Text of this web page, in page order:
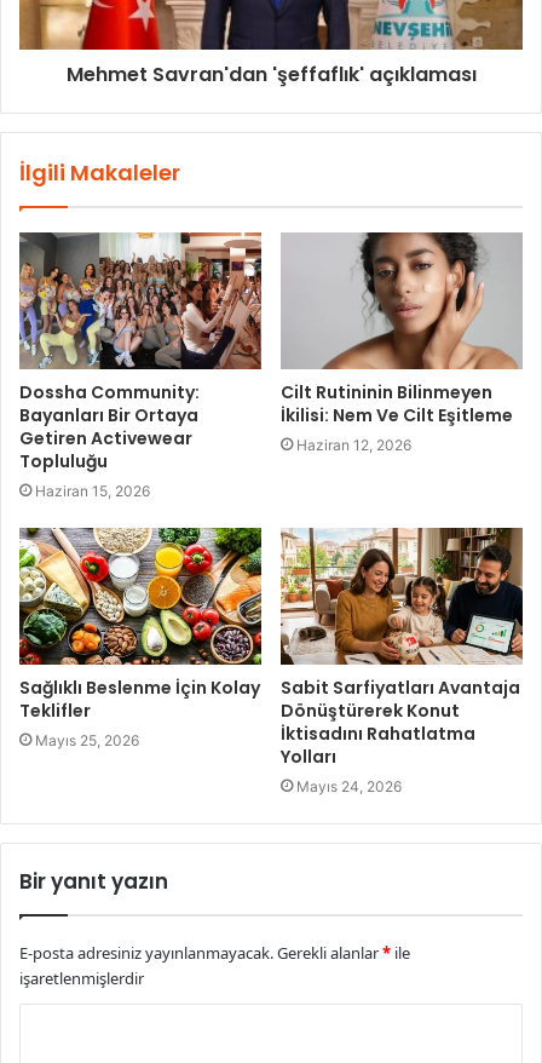
Mehmet Savran'dan 'şeffaflık' açıklaması
İlgili Makaleler
Dossha Community:
Bayanları Bir Ortaya
Getiren Activewear
Topluluğu
Haziran 15, 2026
Cilt Rutininin Bilinmeyen
İkilisi: Nem Ve Cilt Eşitleme
Haziran 12, 2026
Sağlıklı Beslenme İçin Kolay
Teklifler
Mayıs 25, 2026
Sabit Sarfiyatları Avantaja
Dönüştürerek Konut
İktisadını Rahatlatma
Yolları
Mayıs 24, 2026
Bir yanıt yazın
E-posta adresiniz yayınlanmayacak.Gerekli alanlar* ile
işaretlenmişlerdir